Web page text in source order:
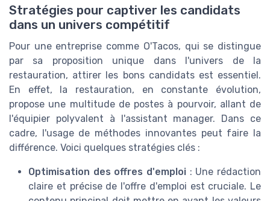
Stratégies pour captiver les candidats
dans un univers compétitif
Pour une entreprise comme O'Tacos, qui se distingue
par sa proposition unique dans l'univers de la
restauration, attirer les bons candidats est essentiel.
En effet, la restauration, en constante évolution,
propose une multitude de postes à pourvoir, allant de
l'équipier polyvalent à l'assistant manager. Dans ce
cadre, l'usage de méthodes innovantes peut faire la
différence. Voici quelques stratégies clés :
Optimisation des offres d'emploi : Une rédaction
claire et précise de l'offre d'emploi est cruciale. Le